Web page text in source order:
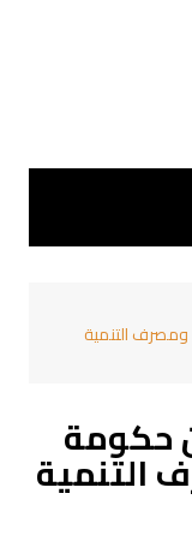
ومصرف التنمية
حكومة
التنمية